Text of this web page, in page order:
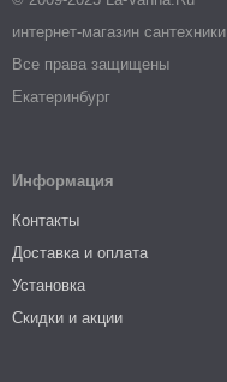
интернет-магазин сантехники
Все права защищены
Екатеринбург
Информация
Контакты
Доставка и оплата
Установка
Скидки и акции